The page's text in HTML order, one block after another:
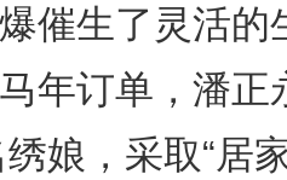
生了灵活的
年订单，潘正
娘，采取“居